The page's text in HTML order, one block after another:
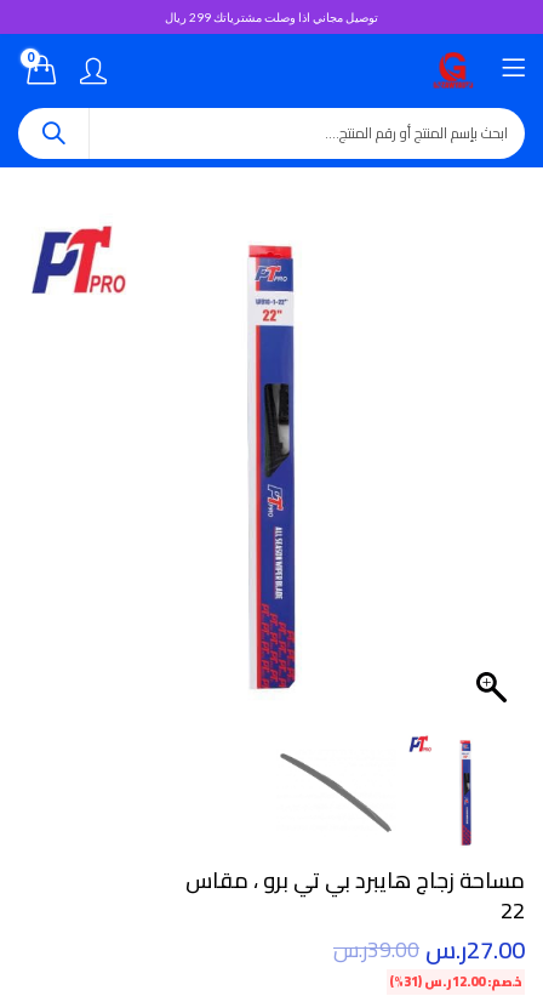
توصيل مجاني اذا وصلت مشترياتك 299 ريال
0
مساحة زجاج هايبرد بي تي برو ، مقاس
22
27.00ر.س39.00ر.س
خصم:12.00ر.س(31%)